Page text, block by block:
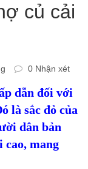
củ cải
0 Nhận xét
dẫn đối với
là sắc đỏ của
dân bản
cao, mang